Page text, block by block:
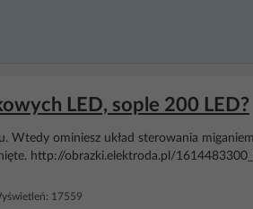
LED, sople 200 LED?
ominiesz układ sterowania
http://obrazki.elektroda.pl/
17559